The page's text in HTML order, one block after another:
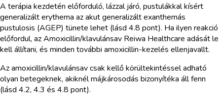
A terápia kezdetén előforduló, lázzal járó, pustulákkal kísért
generalizált erythema az akut generalizált exanthemás
pustulosis (AGEP) tünete lehet (lásd 4.8 pont). Ha ilyen reakció
előfordul, az Amoxicillin/klavulánsav Reiwa Healthcare adását le
kell állítani, és minden további amoxicillin-kezelés ellenjavallt.
Az amoxicillin/klavulánsav csak kellő körültekintéssel adható
olyan betegeknek, akiknél májkárosodás bizonyítéka áll fenn
(lásd 4.2, 4.3 és 4.8 pont).